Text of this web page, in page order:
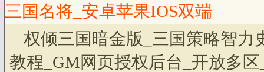
三国名将_安卓苹果IOS双端
权倾三国暗金版_三国策略智力
教程_GM网页授权后台_开放多